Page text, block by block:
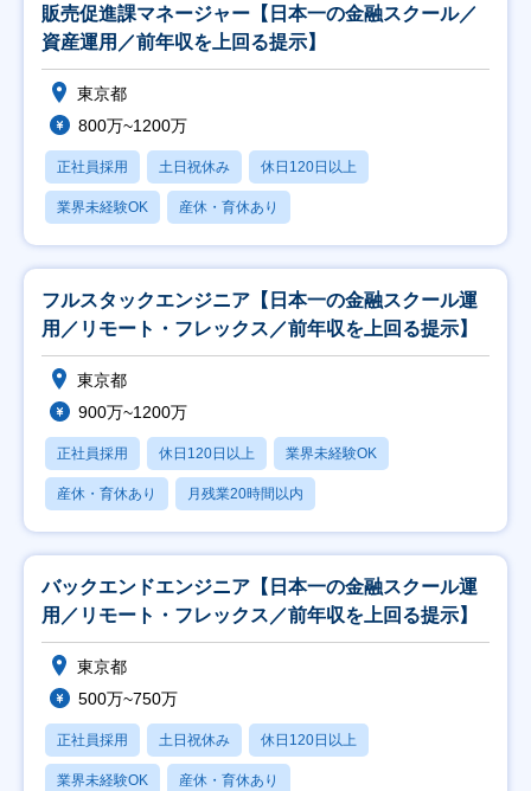
販売促進課マネージャー【日本一の金融スクール／
資産運用／前年収を上回る提示】
東京都
800万~1200万
正社員採用 土日祝休み 休日120日以上
業界未経験OK 産休・育休あり
フルスタックエンジニア【日本一の金融スクール運
用／リモート・フレックス／前年収を上回る提示】
東京都
900万~1200万
正社員採用 休日120日以上 業界未経験OK
産休・育休あり 月残業20時間以内
バックエンドエンジニア【日本一の金融スクール運
用／リモート・フレックス／前年収を上回る提示】
東京都
500万~750万
正社員採用 土日祝休み 休日120日以上
業界未経験OK 産休・育休あり